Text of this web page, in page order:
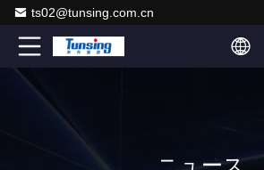
ts02@tunsing.com.cn
ニュース